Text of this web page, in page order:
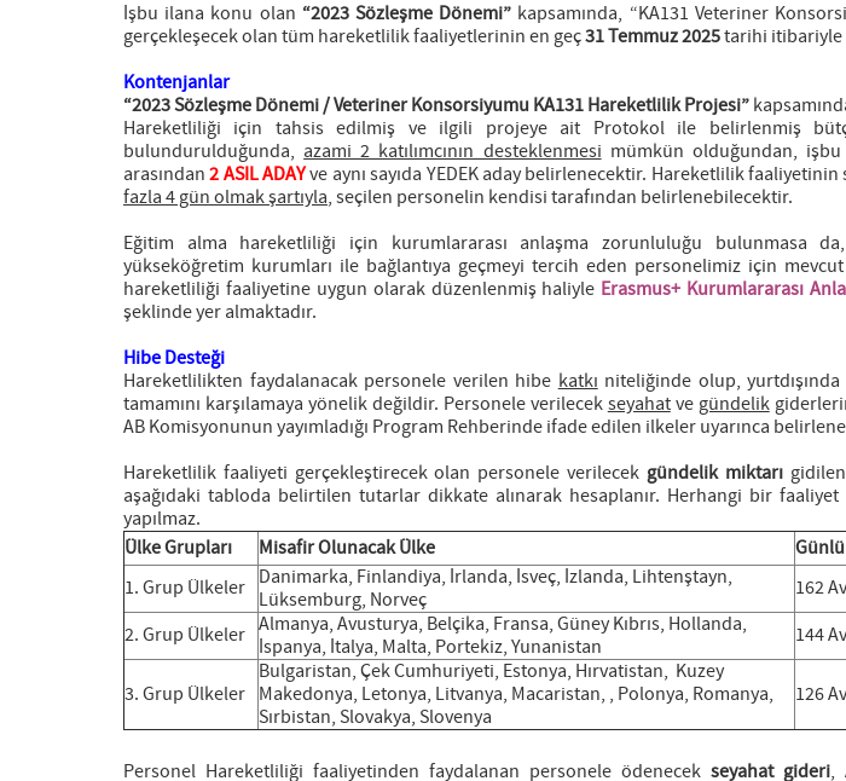
İşbu ilana konu olan “2023 Sözleşme Dönemi” kapsamında, “KA131 Veteriner
gerçekleşecek olan tüm hareketlilik faaliyetlerinin en geç31 Temmuz 2025tarihi itibariyle
Kontenjanlar
“2023 Sözleşme Dönemi / Veteriner Konsorsiyumu KA131 Hareketlilik Projesi”
Hareketliliği için tahsis edilmiş ve ilgili projeye ait Protokol ile belirlenmiş
bulundurulduğunda, azami 2 katılımcının desteklenmesi mümkün olduğundan,
arasından2 ASIL ADAYve aynı sayıda YEDEK aday belirlenecektir. Hareketlilik
fazla 4 gün olmak şartıyla, seçilen personelin kendisi tarafından belirlenebilecektir.
Eğitim alma hareketliliği için kurumlararası anlaşma zorunluluğu bulunmasa
yükseköğretim kurumları ile bağlantıya geçmeyi tercih eden personelimiz için
hareketliliği faaliyetine uygun olarak düzenlenmiş haliyle Erasmus+ Kurumlararası
şeklinde yer almaktadır.
Hibe Desteği
Hareketlilikten faydalanacak personele verilen hibe katkı niteliğinde olup,
tamamını karşılamaya yönelik değildir. Personele verilecekseyahatve gündelik
AB Komisyonunun yayımladığı Program Rehberinde ifade edilen ilkeler uyarınca
Hareketlilik faaliyeti gerçekleştirecek olan personele verilecek gündelik miktarı
aşağıdaki tabloda belirtilen tutarlar dikkate alınarak hesaplanır. Herhangi bir
yapılmaz.
Ülke Grupları
Misafir Olunacak Ülke
1. Grup Ülkeler Danimarka, Finlandiya, İrlanda, İsveç, İzlanda, Lihtenştayn,
Lüksemburg, Norveç
162
2. Grup Ülkeler Almanya, Avusturya, Belçika, Fransa, Güney Kıbrıs, Hollanda,
İspanya, İtalya, Malta, Portekiz, Yunanistan
144
3. Grup Ülkeler
Bulgaristan, Çek Cumhuriyeti, Estonya, Hırvatistan, Kuzey
Makedonya, Letonya, Litvanya, Macaristan, , Polonya, Romanya,
Sırbistan, Slovakya, Slovenya
126
Personel Hareketliliği faaliyetinden faydalanan personele ödenecekseyahat gideri,